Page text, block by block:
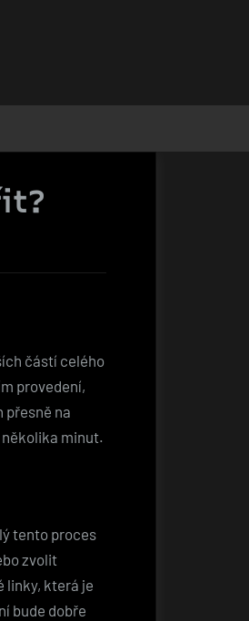
částí celého
provedení,
přesně na
minut.
tento proces
zvolit
linky, která je
bude dobře